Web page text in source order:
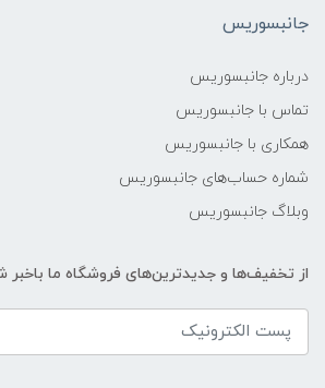
جانبسوریس
درباره جانبسوریس
تماس با جانبسوریس
همکاری با جانبسوریس
شماره حساب‌های جانبسوریس
وبلاگ جانبسوریس
از تخفیف‌ها و جدیدترین‌های فروشگاه ما باخبر